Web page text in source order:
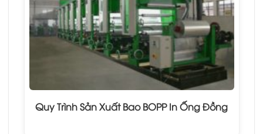
Quy Trình Sản Xuất Bao BOPP In Ống Đồng